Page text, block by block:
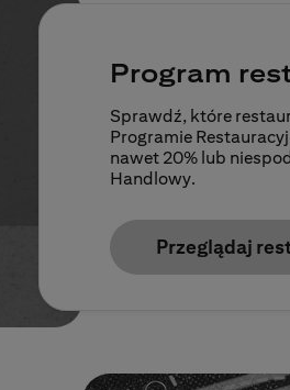
Program
Sprawdź, które
Programie
nawet 20% lub
Handlowy.
Przeglądaj